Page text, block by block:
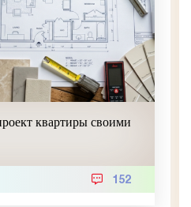
квартиры своими
152